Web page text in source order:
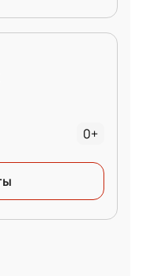
0+